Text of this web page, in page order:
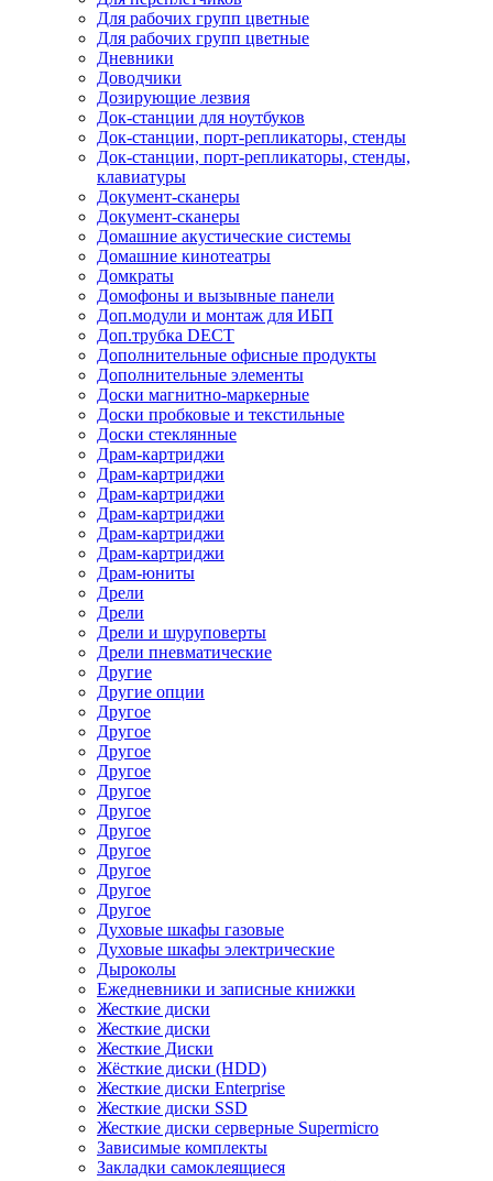
Для рабочих групп цветные
Для рабочих групп цветные
Дневники
Доводчики
Дозирующие лезвия
Док-станции для ноутбуков
Док-станции, порт-репликаторы, стенды
Док-станции, порт-репликаторы, стенды,
клавиатуры
Документ-сканеры
Документ-сканеры
Домашние акустические системы
Домашние кинотеатры
Домкраты
Домофоны и вызывные панели
Доп.модули и монтаж для ИБП
Доп.трубка DECT
Дополнительные офисные продукты
Дополнительные элементы
Доски магнитно-маркерные
Доски пробковые и текстильные
Доски стеклянные
Драм-картриджи
Драм-картриджи
Драм-картриджи
Драм-картриджи
Драм-картриджи
Драм-картриджи
Драм-юниты
Дрели
Дрели
Дрели и шуруповерты
Дрели пневматические
Другие
Другие опции
Другое
Другое
Другое
Другое
Другое
Другое
Другое
Другое
Другое
Другое
Другое
Духовые шкафы газовые
Духовые шкафы электрические
Дыроколы
Ежедневники и записные книжки
Жесткие диски
Жесткие диски
Жесткие Диски
Жёсткие диски (HDD)
Жесткие диски Enterprise
Жесткие диски SSD
Жесткие диски серверные Supermicro
Зависимые комплекты
Закладки самоклеящиеся